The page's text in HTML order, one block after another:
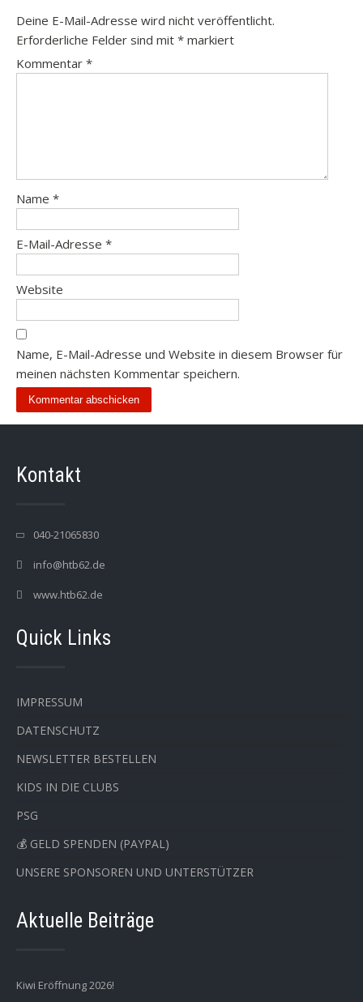
Deine E-Mail-Adresse wird nicht veröffentlicht.
Erforderliche Felder sind mit * markiert
Kommentar *
Name *
E-Mail-Adresse *
Website
Name, E-Mail-Adresse und Website in diesem Browser für
meinen nächsten Kommentar speichern.
Kontakt
040-21065830
info@htb62.de
www.htb62.de
Quick Links
IMPRESSUM
DATENSCHUTZ
NEWSLETTER BESTELLEN
KIDS IN DIE CLUBS
PSG
💰 GELD SPENDEN (PAYPAL)
UNSERE SPONSOREN UND UNTERSTÜTZER
Aktuelle Beiträge
Kiwi Eröffnung 2026!